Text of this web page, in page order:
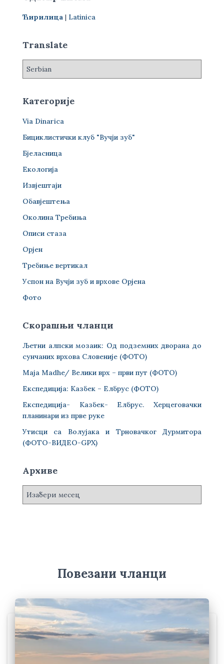
а
а
Ћирилица | Latinica
Translate
Категорије
Via Dinarica
Бициклистички клуб "Вучји зуб"
Бјеласница
Екологија
Извјештаји
Обавјештења
Околина Требиња
Описи стаза
Орјен
Требиње вертикал
Успон на Вучји зуб и врхове Орјена
Фото
Скорашњи чланци
Љетни алпски мозаик: Од подземних дворана до
сунчаних врхова Словеније (ФОТО)
Maja Madhe/ Велики врх – први пут (ФОТО)
Експедиција: Казбек – Елбрус (ФОТО)
Експедиција- Казбек- Елбрус. Херцеговачки
планинари из прве руке
Утисци са Волујака и Трновачког Дурмитора
(ФОТО-ВИДЕО-GPX)
Архиве
А
Повезани чланци